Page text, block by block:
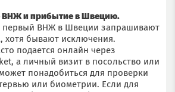
и прибытие в Швецию.
первый ВНЖ в Швеции запрашивают
хотя бывают исключения.
подается онлайн через
а личный визит в посольство или
понадобиться для проверки
или биометрии. Если для